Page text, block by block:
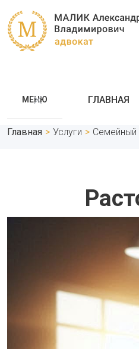
МЕНЮ ГЛАВНАЯ
Главная > Услуги > Семейный